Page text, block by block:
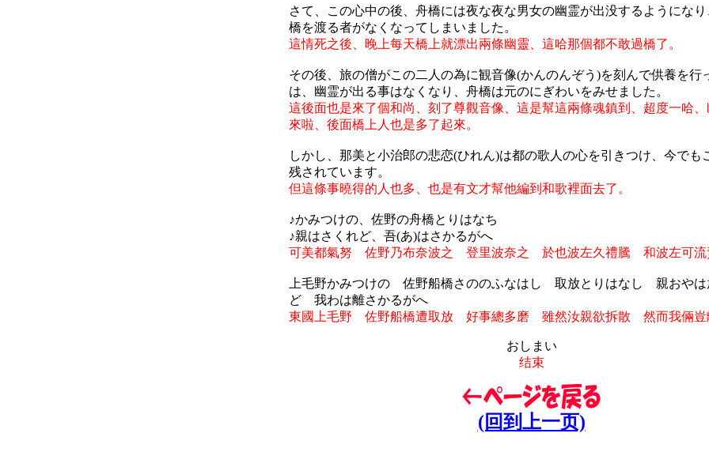
さて、この心中の後、舟橋には夜な夜な男女の幽霊が出没するようにな
橋を渡る者がなくなってしまいました。
這情死之後、晚上每天橋上就漂出兩條幽靈、這哈那個都不敢過橋了。
その後、旅の僧がこの二人の為に観音像(かんのんぞう)を刻んで供養を行
は、幽霊が出る事はなくなり、舟橋は元のにぎわいをみせました。
這後面也是來了個和尚、刻了尊觀音像、這是幫這兩條魂鎮到、超度一哈、
來啦、後面橋上人也是多了起來。
しかし、那美と小治郎の悲恋(ひれん)は都の歌人の心を引きつけ、今でも
残されています。
但這條事曉得的人也多、也是有文才幫他編到和歌裡面去了。
♪かみつけの、佐野の舟橋とりはなち
♪親はさくれど、吾(あ)はさかるがへ
可美都氣努 佐野乃布奈波之 登里波奈之 於也波左久禮騰 和波左可流
上毛野かみつけの 佐野船橋さののふなはし 取放とりはなし 親おやは
ど 我わは離さかるがへ
東國上毛野 佐野船橋遭取放 好事總多磨 雖然汝親欲拆散 然而我倆豈
おしまい
结束
(回到上一页)